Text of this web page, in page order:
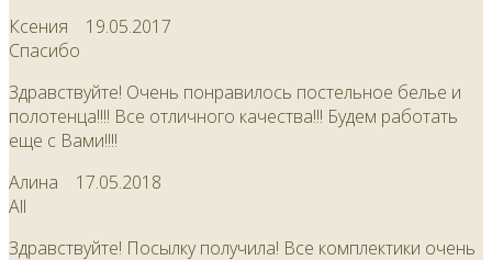
Ксения 19.05.2017
Спасибо
Здравствуйте! Очень понравилось постельное белье и
полотенца!!!! Все отличного качества!!! Будем работать
еще с Вами!!!!
Алина 17.05.2018
All
Здравствуйте! Посылку получила! Все комплектики очень